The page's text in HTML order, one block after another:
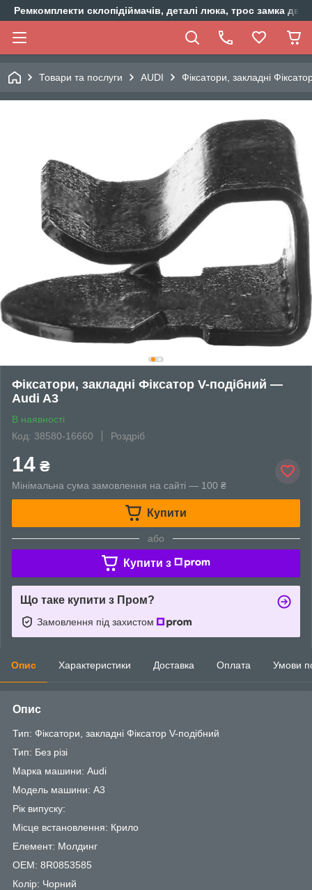
Ремкомплекти склопідіймачів, деталі люка, трос замка
Товари та послуги AUDI Фіксатори, закладні
Фіксатори, закладні Фіксатор V-подібний —
Audi A3
В наявності
Код: 38580-16660
Роздріб
14 ₴
Мінімальна сума замовлення на сайті — 100 ₴
Купити
або
Купити з
Що таке купити з Пром?
Замовлення під захистом
Опис Характеристики Доставка Оплата Умови
Опис
Тип: Фіксатори, закладні Фіксатор V-подібний
Тип: Без різі
Марка машини: Audi
Модель машини: A3
Рік випуску:
Місце встановлення: Крило
Елемент: Молдинг
OEM: 8R0853585
Колір: Чорний